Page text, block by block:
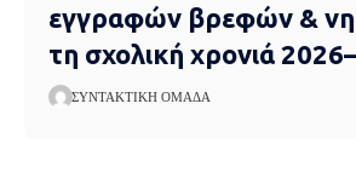
εγγραφών βρεφών &
τη σχολική χρονιά
ΣΥΝΤΑΚΤΙΚΉ ΟΜΆΔΑ